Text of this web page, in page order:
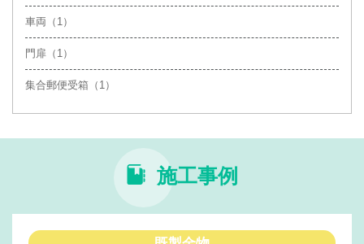
車両（1）
門扉（1）
集合郵便受箱（1）
施工事例